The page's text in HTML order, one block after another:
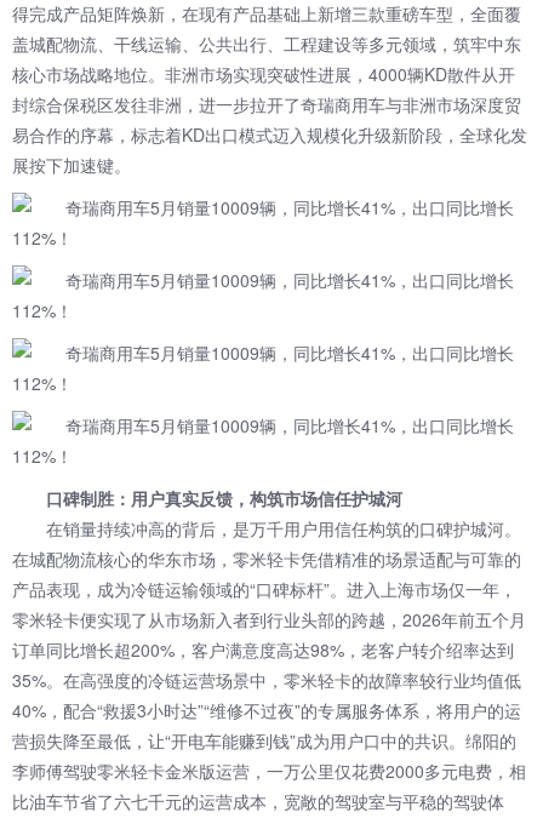
得完成产品矩阵焕新，在现有产品基础上新增三款重磅车型，全面覆
盖城配物流、干线运输、公共出行、工程建设等多元领域，筑牢中东
核心市场战略地位。非洲市场实现突破性进展，4000辆KD散件从开
封综合保税区发往非洲，进一步拉开了奇瑞商用车与非洲市场深度贸
易合作的序幕，标志着KD出口模式迈入规模化升级新阶段，全球化发
展按下加速键。
口碑制胜：用户真实反馈，构筑市场信任护城河
在销量持续冲高的背后，是万千用户用信任构筑的口碑护城河。
在城配物流核心的华东市场，零米轻卡凭借精准的场景适配与可靠的
产品表现，成为冷链运输领域的“口碑标杆”。进入上海市场仅一年，
零米轻卡便实现了从市场新入者到行业头部的跨越，2026年前五个月
订单同比增长超200%，客户满意度高达98%，老客户转介绍率达到
35%。在高强度的冷链运营场景中，零米轻卡的故障率较行业均值低
40%，配合“救援3小时达”“维修不过夜”的专属服务体系，将用户的运
营损失降至最低，让“开电车能赚到钱”成为用户口中的共识。绵阳的
李师傅驾驶零米轻卡金米版运营，一万公里仅花费2000多元电费，相
比油车节省了六七千元的运营成本，宽敞的驾驶室与平稳的驾驶体